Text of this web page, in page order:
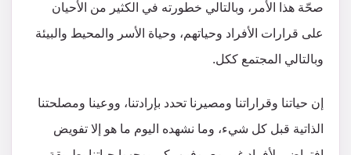
صحّة هذا الأمر، وبالتالي خطورته في الكثير من الأحيان
على قرارات الأفراد وحياتهم، وحياة الأسر والمحيط والبيئة
وبالتالي المجتمع ككل.
إن حياتنا وقراراتنا ومصيرنا تحدد بإرادتنا، ووعينا ومصلحتنا
الذاتية قبل كل شيء، وما نشهده اليوم ما هو إلا تفويض